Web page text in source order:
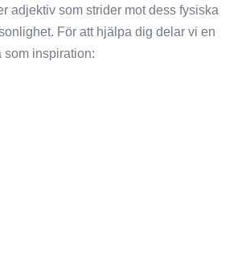
adjektiv som strider mot dess fysiska
För att hjälpa dig delar vi en
som inspiration: